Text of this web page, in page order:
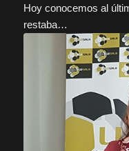
Hoy conocemos al
restaba…